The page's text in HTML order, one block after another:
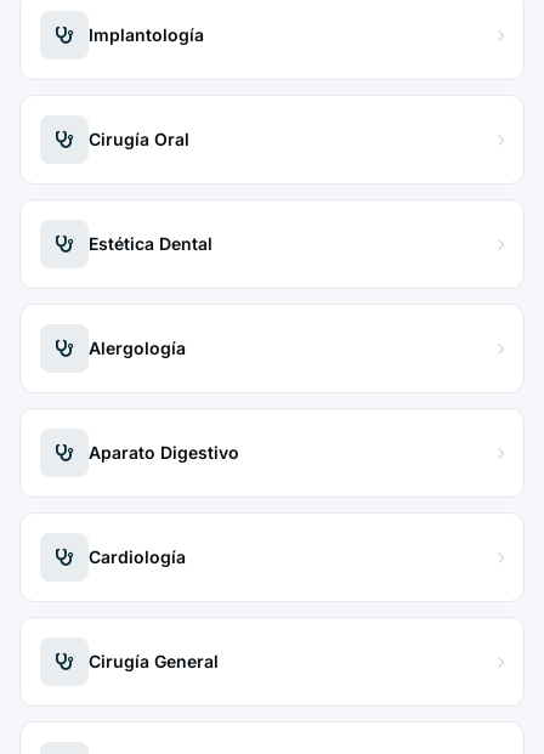
Implantología
Cirugía Oral
Estética Dental
Alergología
Aparato Digestivo
Cardiología
Cirugía General